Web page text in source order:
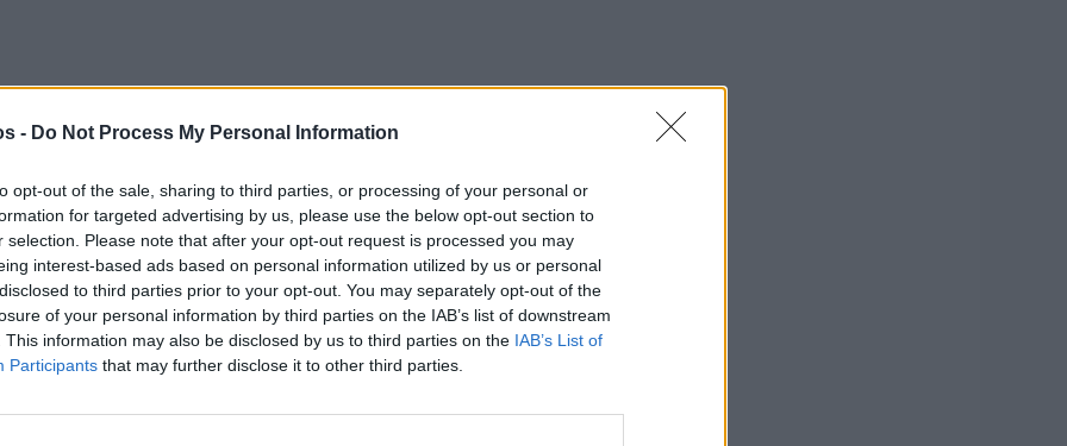
- Do Not Process My Personal Information
opt-out of the sale, sharing to third parties, or processing of your personal or
for targeted advertising by us, please use the below opt-out section to
selection. Please note that after your opt-out request is processed you may
interest-based ads based on personal information utilized by us or personal
to third parties prior to your opt-out. You may separately opt-out of the
of your personal information by third parties on the IAB’s list of downstream
This information may also be disclosed by us to third parties on the IAB’s List of
Participants that may further disclose it to other third parties.